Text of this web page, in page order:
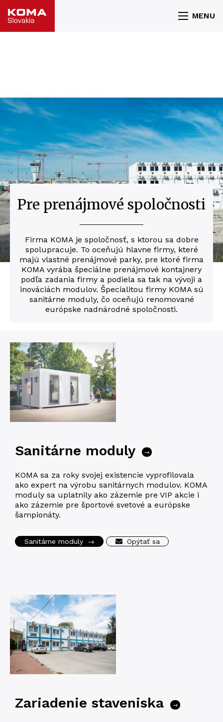
MENU
Pre prenájmové spoločnosti
Firma KOMA je spoločnosť, s ktorou sa dobre
spolupracuje. To oceňujú hlavne firmy, které
majú vlastné prenájmové parky, pre ktoré firma
KOMA vyrába špeciálne prenájmové kontajnery
podľa zadania firmy a podiela sa tak na vývoji a
inováciách modulov. Špecialitou firmy KOMA sú
sanitárne moduly, čo oceňujú renomované
európske nadnárodné spoločnosti.
Sanitárne moduly →
KOMA sa za roky svojej existencie vyprofilovala
ako expert na výrobu sanitárnych modulov. KOMA
moduly sa uplatnily ako zázemie pre VIP akcie i
ako zázemie pre športové svetové a európske
šampionáty.
Sanitárne moduly → Opýtať sa
Zariadenie staveniska →